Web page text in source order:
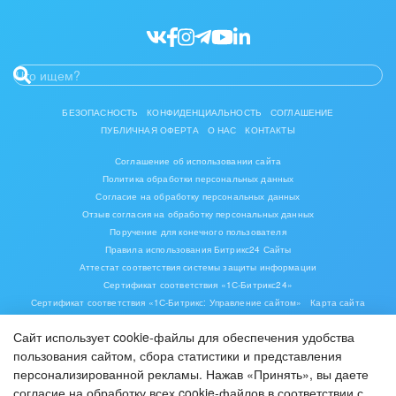
БЕЗОПАСНОСТЬ КОНФИДЕНЦИАЛЬНОСТЬ
СОГЛАШЕНИЕ
ПУБЛИЧНАЯ ОФЕРТА
О НАС КОНТАКТЫ
Соглашение об использовании сайта
Политика обработки персональных данных
Согласие на обработку персональных данных
Отзыв согласия на обработку персональных данных
Поручение для конечного пользователя
Правила использования Битрикс24 Сайты
Аттестат соответствия системы защиты информации
Сертификат соответствия «1С-Битрикс24»
Сертификат соответствия «1С-Битрикс: Управление сайтом»
Карта сайта
Сайт использует cookie-файлы для обеспечения удобства
пользования сайтом, сбора статистики и представления
персонализированной рекламы. Нажав «Принять», вы даете
согласие на обработку всех cookie-файлов в соответствии с